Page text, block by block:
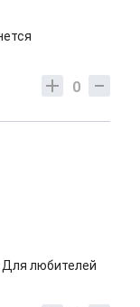
0
Для любителей